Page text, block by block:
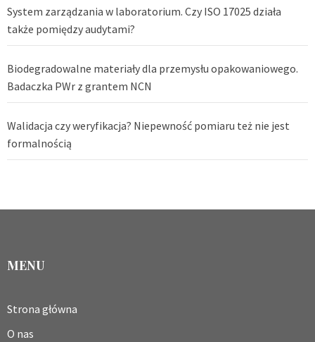
System zarządzania w laboratorium. Czy ISO 17025 działa
także pomiędzy audytami?
Biodegradowalne materiały dla przemysłu opakowaniowego.
Badaczka PWr z grantem NCN
Walidacja czy weryfikacja? Niepewność pomiaru też nie jest
formalnością
MENU
Strona główna
O nas